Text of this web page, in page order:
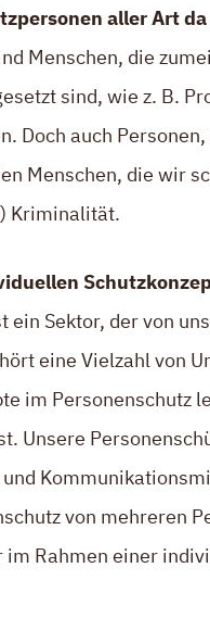
aller Art da
Menschen, die
sind, wie z. B.
Doch auch
Menschen, die wir
Kriminalität.
ein Sektor, der von
eine Vielzahl von
im Personenschutz
Unsere
von mehreren
Rahmen einer